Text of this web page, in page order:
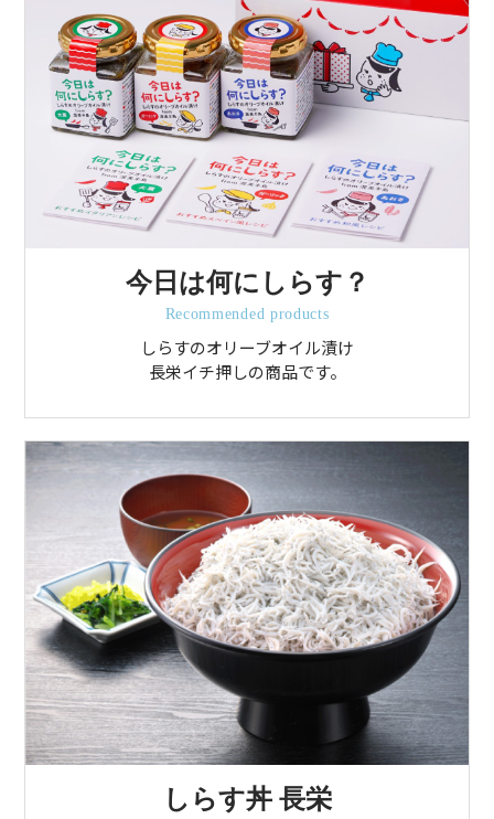
今日は何にしらす？
Recommended products
しらすのオリーブオイル漬け
長栄イチ押しの商品です。
しらす丼 長栄